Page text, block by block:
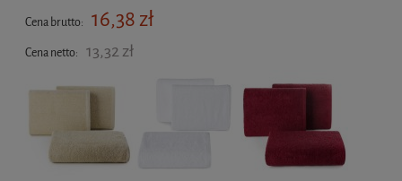
Cena brutto: 16,38 zł
Cena netto: 13,32 zł